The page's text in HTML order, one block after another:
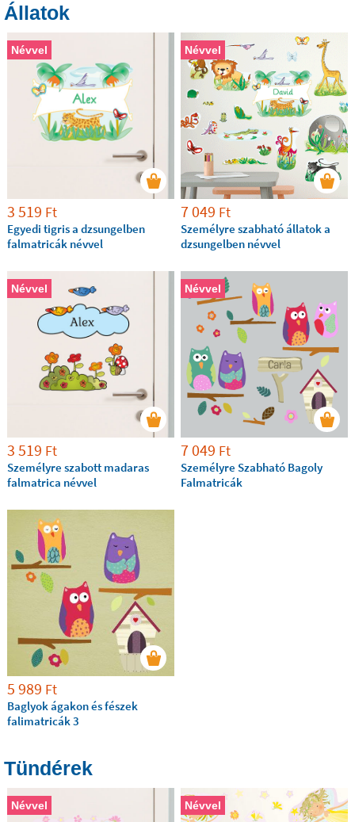
Állatok
Névvel
3 519 Ft
Egyedi tigris a dzsungelben
falmatricák névvel
Névvel
7 049 Ft
Személyre szabható állatok a
dzsungelben névvel
Névvel
3 519 Ft
Személyre szabott madaras
falmatrica névvel
Névvel
7 049 Ft
Személyre Szabható Bagoly
Falmatricák
5 989 Ft
Baglyok ágakon és fészek
falimatricák 3
Tündérek
Névvel Névvel